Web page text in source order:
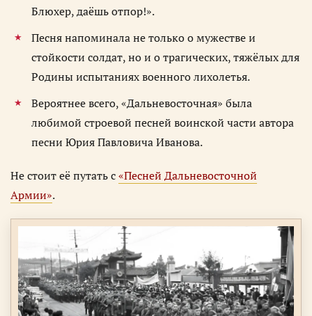
Блюхер, даёшь отпор!».
Песня напоминала не только о мужестве и
стойкости солдат, но и о трагических, тяжёлых для
Родины испытаниях военного лихолетья.
Вероятнее всего, «Дальневосточная» была
любимой строевой песней воинской части автора
песни Юрия Павловича Иванова.
Не стоит её путать с«Песней Дальневосточной
Армии».